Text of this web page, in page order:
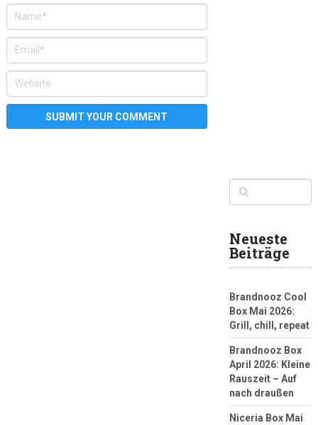
Neueste
Beiträge
Brandnooz Cool
Box Mai 2026:
Grill, chill, repeat
Brandnooz Box
April 2026: Kleine
Rauszeit – Auf
nach draußen
Niceria Box Mai